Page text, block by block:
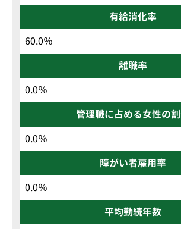
有給消化率
60.0％
離職率
0.0％
管理職に占める女性の
0.0％
障がい者雇用率
0.0％
平均勤続年数